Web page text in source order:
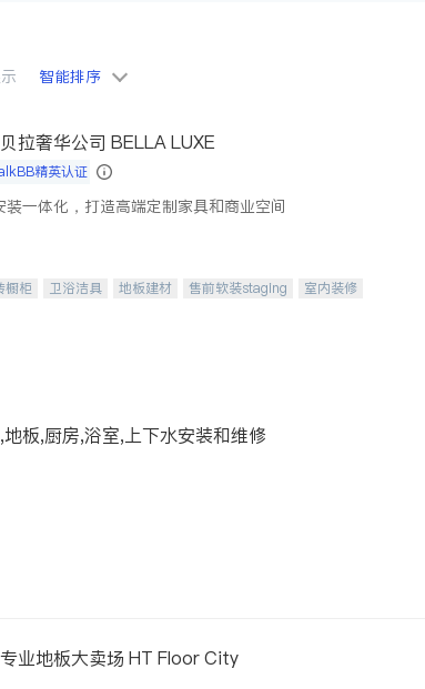
智能排序
纽约贝拉奢华公司 BELLA LUXE
精英认证
装一体化，打造高端定制家具和商业空间
橱柜 卫浴洁具 地板建材 售前软装staging 室内装修
地板,厨房,浴室,上下水安装和维修
业地板大卖场 HT Floor City